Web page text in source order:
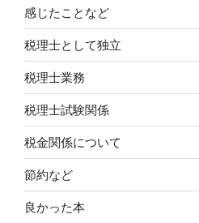
感じたことなど
税理士として独立
税理士業務
税理士試験関係
税金関係について
節約など
良かった本